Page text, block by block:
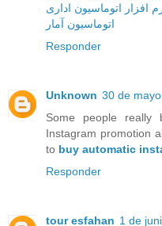
افزار اتوماسيون اداری
اتوماسيون آمار
Responder
Unknown 30 de
Some people
Instagram promotion
to buy automatic
Responder
tour esfahan 1 de